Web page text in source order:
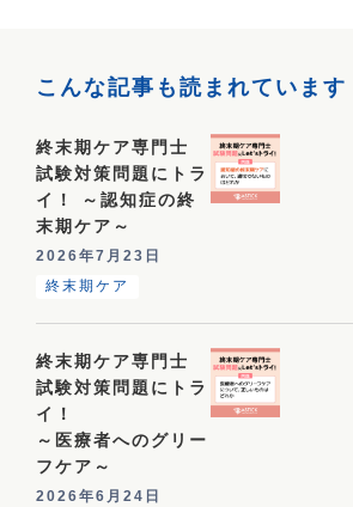
こんな記事も読まれています
終末期ケア専門士
試験対策問題にトラ
イ！ ～認知症の終
末期ケア～
2026年7月23日
終末期ケア
終末期ケア専門士
試験対策問題にトラ
イ！
～医療者へのグリー
フケア～
2026年6月24日